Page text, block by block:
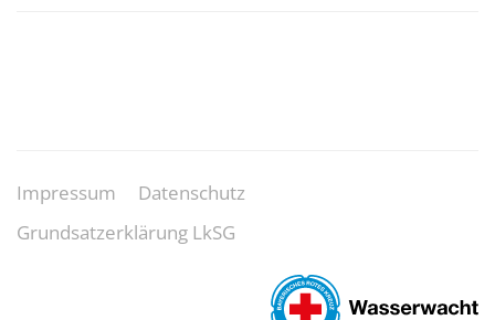
Impressum
Datenschutz
Grundsatzerklärung LkSG